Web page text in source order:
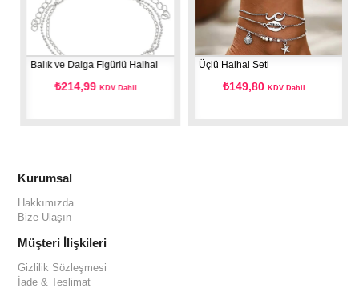
Balık ve Dalga Figürlü Halhal
₺214,99KDV Dahil
Üçlü Halhal Seti
₺149,80KDV Dahil
Kurumsal
Hakkımızda
Bize Ulaşın
Müşteri İlişkileri
Gizlilik Sözleşmesi
İade & Teslimat